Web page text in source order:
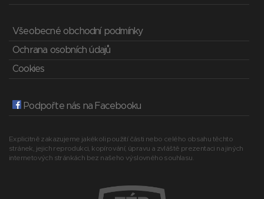
Všeobecné obchodní podmínky
Ochrana osobních údajů
Cookies
Podpořte nás na Facebooku
Explicitně zakazujeme jakékoli použití části nebo celého obsahu těchto
stránek, jejich reprodukci, kopírování, úpravu a zvláště prezentaci na jiných
internetových stránkách bez našeho výslovného souhlasu.